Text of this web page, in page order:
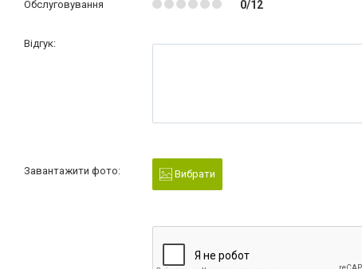
Обслуговування 0/12
Відгук:
Завантажити фото: Вибрати